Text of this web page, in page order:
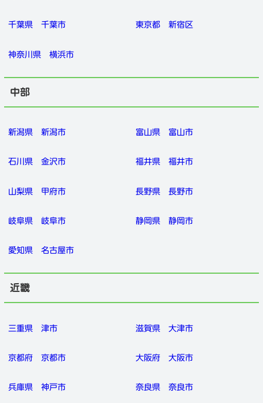
千葉県 千葉市 東京都 新宿区
神奈川県 横浜市
中部
新潟県 新潟市 富山県 富山市
石川県 金沢市 福井県 福井市
山梨県 甲府市 長野県 長野市
岐阜県 岐阜市 静岡県 静岡市
愛知県 名古屋市
近畿
三重県 津市 滋賀県 大津市
京都府 京都市 大阪府 大阪市
兵庫県 神戸市 奈良県 奈良市